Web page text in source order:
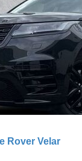
Rover Velar